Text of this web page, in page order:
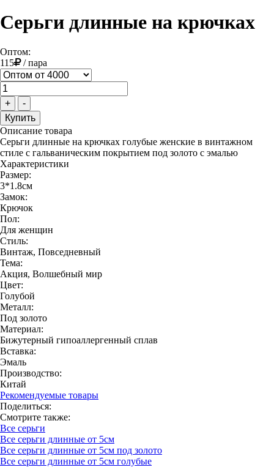
Серьги длинные на крючках
Оптом:
115
/пара
+ -
Описание товара
Серьги длинные на крючках голубые женские в винтажном
стиле с гальваническим покрытием под золото с эмалью
Характеристики
Размер:
3*1.8см
Замок:
Крючок
Пол:
Для женщин
Стиль:
Винтаж, Повседневный
Тема:
Акция, Волшебный мир
Цвет:
Голубой
Металл:
Под золото
Материал:
Бижутерный гипоаллергенный сплав
Вставка:
Эмаль
Производство:
Китай
Рекомендуемые товары
Поделиться:
Смотрите также:
Все серьги
Все серьги длинные от 5см
Все серьги длинные от 5см под золото
Все серьги длинные от 5см голубые